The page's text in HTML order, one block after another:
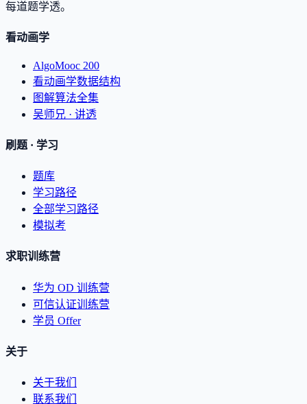
每道题学透。
看动画学
AlgoMooc 200
看动画学数据结构
图解算法全集
吴师兄 · 讲透
刷题 · 学习
题库
学习路径
全部学习路径
模拟考
求职训练营
华为 OD 训练营
可信认证训练营
学员 Offer
关于
关于我们
联系我们